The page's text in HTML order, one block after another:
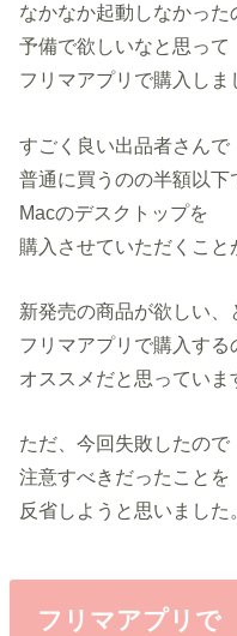
なかなか起動しなかった
予備で欲しいなと思って
フリマアプリで購入しま
すごく良い出品者さんで
普通に買うのの半額以下
Macのデスクトップを
購入させていただくこと
新発売の商品が欲しい
フリマアプリで購入する
オススメだと思っていま
ただ、今回失敗したので
注意すべきだったことを
反省しようと思いました
フリマアプリで